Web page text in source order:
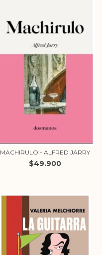
MACHIRULO - ALFRED JARRY
$49.900